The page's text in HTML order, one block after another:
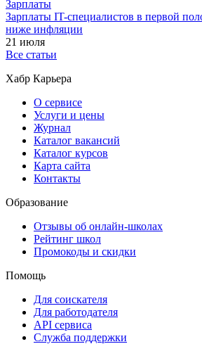
Зарплаты
Зарплаты IT-специалистов в первой
ниже инфляции
21 июля
Все статьи
Хабр Карьера
О сервисе
Услуги и цены
Журнал
Каталог вакансий
Каталог курсов
Карта сайта
Контакты
Образование
Отзывы об онлайн-школах
Рейтинг школ
Промокоды и скидки
Помощь
Для соискателя
Для работодателя
API сервиса
Служба поддержки